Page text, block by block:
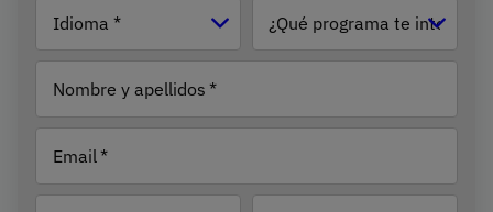
programa
te
Nombre y apellidos
Email